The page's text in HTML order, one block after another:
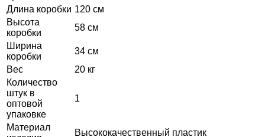
Длина коробки 120 см
Высота
коробки
58 см
Ширина
коробки
34 см
Вес
20 кг
Количество
штук в
оптовой
упаковке
1
Материал
Высококачественный пластик